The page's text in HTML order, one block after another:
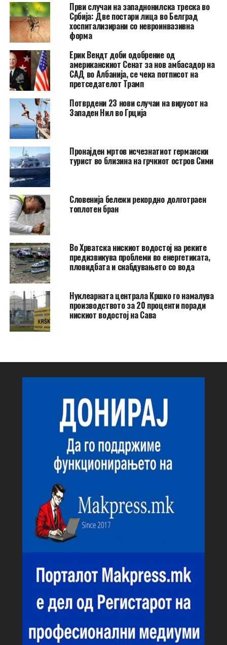
Први случаи на западнонилска треска во
Србија: Две постари лица во Белград
хоспитализирани со невроинвазивна
форма
Ерик Вендт доби одобрение од
американскиот Сенат за нов амбасадор на
САД во Албанија, се чека потписот на
претседателот Трамп
Потврдени 23 нови случаи на вирусот на
Западен Нил во Грција
Пронајден мртов исчезнатиот германски
турист во близина на грчкиот остров Сими
Словенија бележи рекордно долготраен
топлотен бран
Во Хрватска нискиот водостој на реките
предизвикува проблеми во енергетиката,
пловидбата и снабдувањето со вода
Нуклеарната централа Кршко го намалува
производството за 20 проценти поради
нискиот водостој на Сава